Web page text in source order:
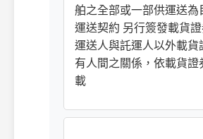
舶之全部或一部供運送為
運送契約 另行簽發載貨證
運送人與託運人以外載貨
有人間之關係，依載貨證
載